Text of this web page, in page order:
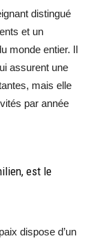
distingué
et un
monde entier. Il
assurent une
mais elle
par année
est le
dispose d’un